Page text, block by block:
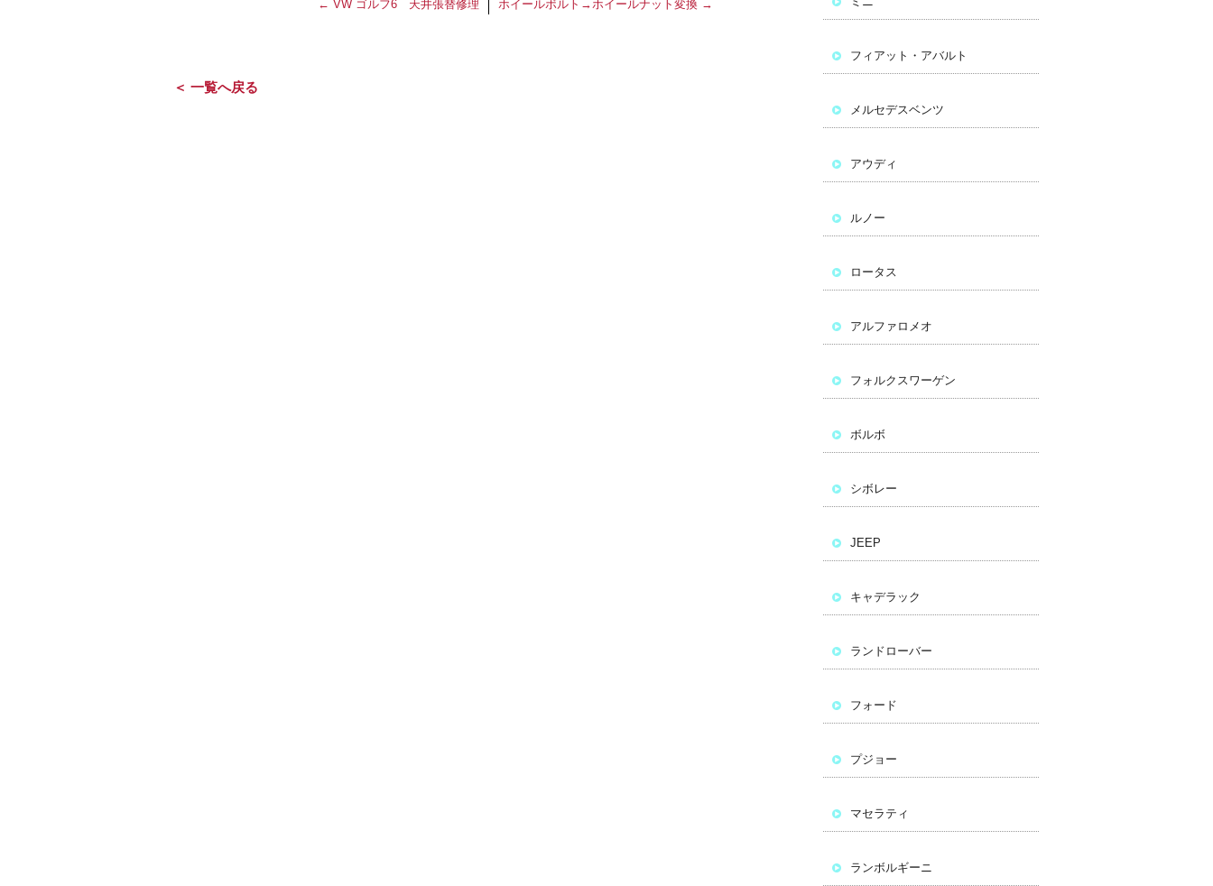
← VW ゴルフ6 天井張替修理 ホイールボルト→ホイールナット変換 →
＜ 一覧へ戻る
フィアット・アバルト
メルセデスベンツ
アウディ
ルノー
ロータス
アルファロメオ
フォルクスワーゲン
ボルボ
シボレー
JEEP
キャデラック
ランドローバー
フォード
プジョー
マセラティ
ランボルギーニ